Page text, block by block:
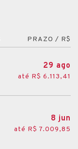
PRAZO / R$
29 ago
até R$ 6.113,41
8 jun
até R$ 7.009,85